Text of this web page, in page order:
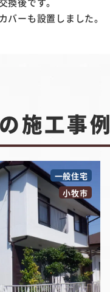
バーも設置しました。
の施工事例
一般住宅
小牧市